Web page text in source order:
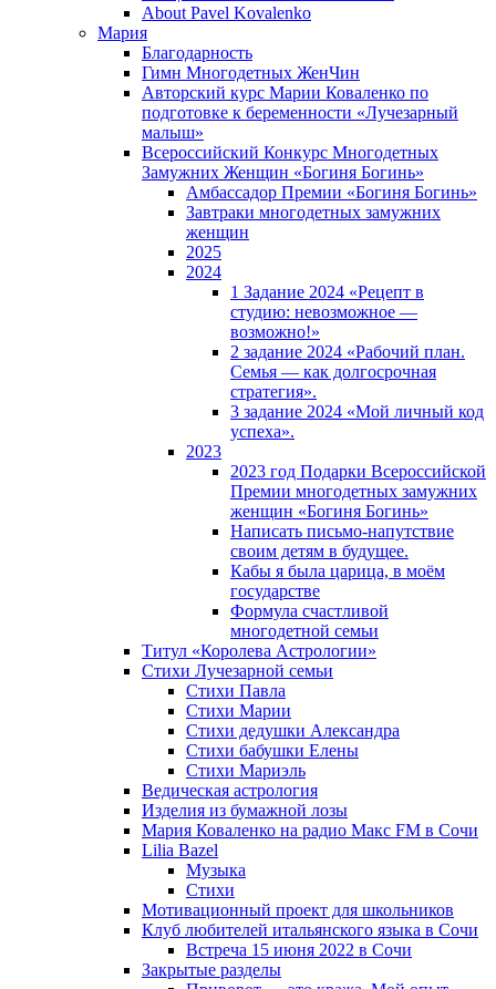
About Pavel Kovalenko
Мария
Благодарность
Гимн Многодетных ЖенЧин
Авторский курс Марии Коваленко по
подготовке к беременности «Лучезарный
малыш»
Всероссийский Конкурс Многодетных
Замужних Женщин «Богиня Богинь»
Амбассадор Премии «Богиня Богинь»
Завтраки многодетных замужних
женщин
2025
2024
1 Задание 2024 «Рецепт в
студию: невозможное —
возможно!»
2 задание 2024 «Рабочий план.
Семья — как долгосрочная
стратегия».
3 задание 2024 «Мой личный код
успеха».
2023
2023 год Подарки Всероссийской
Премии многодетных замужних
женщин «Богиня Богинь»
Написать письмо-напутствие
своим детям в будущее.
Кабы я была царица, в моëм
государстве
Формула счастливой
многодетной семьи
Титул «Королева Астрологии»
Стихи Лучезарной семьи
Стихи Павла
Стихи Марии
Стихи дедушки Александра
Стихи бабушки Елены
Стихи Мариэль
Ведическая астрология
Изделия из бумажной лозы
Мария Коваленко на радио Maкс FM в Сочи
Lilia Bazel
Музыка
Cтихи
Мотивационный проект для школьников
Клуб любителей итальянского языка в Сочи
Встреча 15 июня 2022 в Сочи
Закрытые разделы